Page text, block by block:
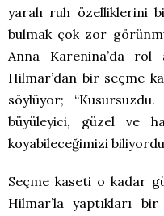
yaralı ruh özelliklerini
bulmak çok zor
Anna Karenina’da rol
Hilmar’dan bir seçme
söylüyor;
büyüleyici, güzel ve
koyabileceğimizi
Seçme kaseti o kadar
Hilmar’la yaptıkları